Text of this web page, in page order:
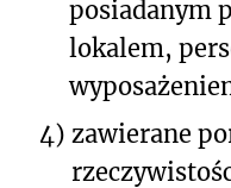
posiadanym
lokalem,
4) zawierane